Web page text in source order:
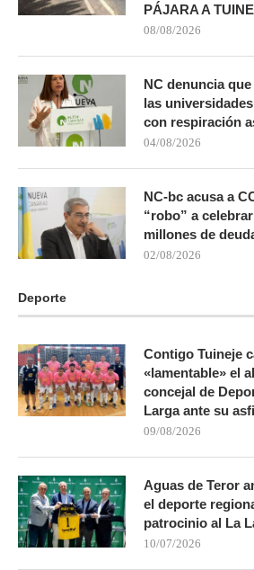
PÁJARA A
08/08/2026
NC denuncia
las
con respiración
04/08/2026
NC-bc acusa a
“robo” a
millones de
02/08/2026
Deporte
Contigo Tuineje
«lamentable» el
concejal de
Larga ante su
09/08/2026
Aguas de Teror
el deporte
patrocinio al La
10/07/2026